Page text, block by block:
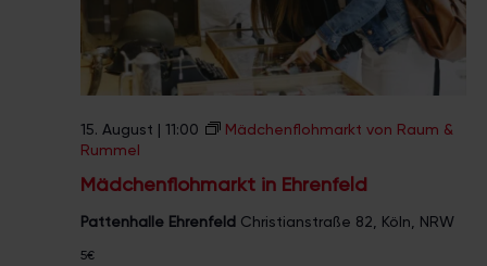
Mädchenflohmarkt in Ehrenfeld
15. August | 11:00
Mädchenflohmarkt von Raum &
Rummel
Pattenhalle Ehrenfeld Christianstraße 82, Köln, NRW
5€